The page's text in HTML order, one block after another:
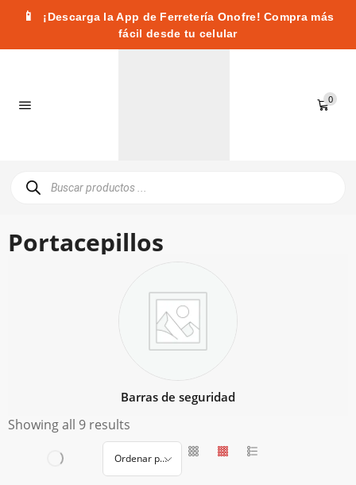
📱
¡Descarga la App de Ferretería Onofre! Compra más
fácil desde tu celular
0
Portacepillos
Barras de seguridad
Showing all 9 results